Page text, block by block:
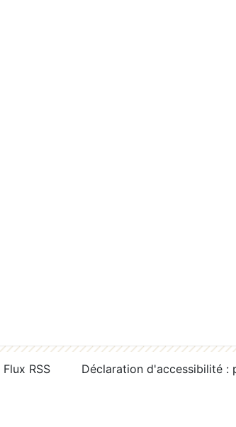
Flux RSS Déclaration d'accessibilité :